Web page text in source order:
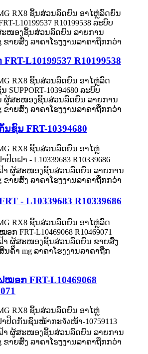
L10199537 R10199538
ຊົນ FRT-10394680
- L10339683 R10339686
ໝອກ FRT-L10469068